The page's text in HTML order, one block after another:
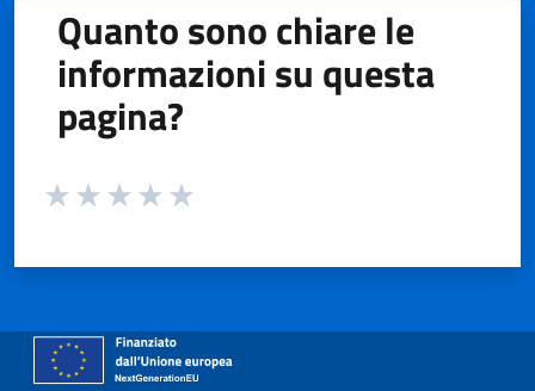
Quanto sono chiare le
informazioni su questa
pagina?
Valuta da 1 a 5 stelle la pagina